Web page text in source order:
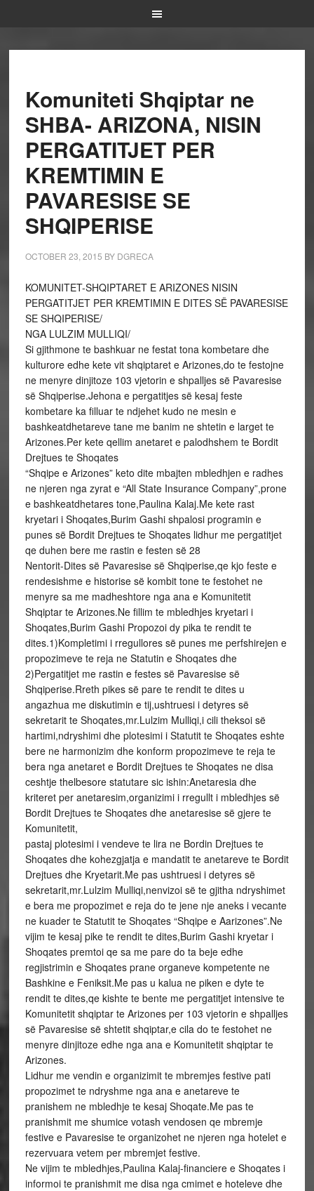
Komuniteti Shqiptar ne
SHBA- ARIZONA, NISIN
PERGATITJET PER
KREMTIMIN E
PAVARESISE SE
SHQIPERISE
OCTOBER 23, 2015 BY DGRECA
KOMUNITET-SHQIPTARET E ARIZONES NISIN
PERGATITJET PER KREMTIMIN E DITES SË PAVARESISE
SE SHQIPERISE/
NGA LULZIM MULLIQI/
Si gjithmone te bashkuar ne festat tona kombetare dhe
kulturore edhe kete vit shqiptaret e Arizones,do te festojne
ne menyre dinjitoze 103 vjetorin e shpalljes së Pavaresise
së Shqiperise.Jehona e pergatitjes së kesaj feste
kombetare ka filluar te ndjehet kudo ne mesin e
bashkeatdhetareve tane me banim ne shtetin e larget te
Arizones.Per kete qellim anetaret e palodhshem te Bordit
Drejtues te Shoqates
“Shqipe e Arizones” keto dite mbajten mbledhjen e radhes
ne njeren nga zyrat e “All State Insurance Company”,prone
e bashkeatdhetares tone,Paulina Kalaj.Me kete rast
kryetari i Shoqates,Burim Gashi shpalosi programin e
punes së Bordit Drejtues te Shoqates lidhur me pergatitjet
qe duhen bere me rastin e festen së 28
Nentorit-Dites së Pavaresise së Shqiperise,qe kjo feste e
rendesishme e historise së kombit tone te festohet ne
menyre sa me madheshtore nga ana e Komunitetit
Shqiptar te Arizones.Ne fillim te mbledhjes kryetari i
Shoqates,Burim Gashi Propozoi dy pika te rendit te
dites.1)Kompletimi i rregullores së punes me perfshirejen e
propozimeve te reja ne Statutin e Shoqates dhe
2)Pergatitjet me rastin e festes së Pavaresise së
Shqiperise.Rreth pikes së pare te rendit te dites u
angazhua me diskutimin e tij,ushtruesi i detyres së
sekretarit te Shoqates,mr.Lulzim Mulliqi,i cili theksoi së
hartimi,ndryshimi dhe plotesimi i Statutit te Shoqates eshte
bere ne harmonizim dhe konform propozimeve te reja te
bera nga anetaret e Bordit Drejtues te Shoqates ne disa
ceshtje thelbesore statutare sic ishin:Anetaresia dhe
kriteret per anetaresim,organizimi i rregullt i mbledhjes së
Bordit Drejtues te Shoqates dhe anetaresise së gjere te
Komunitetit,
pastaj plotesimi i vendeve te lira ne Bordin Drejtues te
Shoqates dhe kohezgjatja e mandatit te anetareve te Bordit
Drejtues dhe Kryetarit.Me pas ushtruesi i detyres së
sekretarit,mr.Lulzim Mulliqi,nenvizoi së te gjitha ndryshimet
e bera me propozimet e reja do te jene nje aneks i vecante
ne kuader te Statutit te Shoqates “Shqipe e Aarizones”.Ne
vijim te kesaj pike te rendit te dites,Burim Gashi kryetar i
Shoqates premtoi qe sa me pare do ta beje edhe
regjistrimin e Shoqates prane organeve kompetente ne
Bashkine e Feniksit.Me pas u kalua ne piken e dyte te
rendit te dites,qe kishte te bente me pergatitjet intensive te
Komunitetit shqiptar te Arizones per 103 vjetorin e shpalljes
së Pavaresise së shtetit shqiptar,e cila do te festohet ne
menyre dinjitoze edhe nga ana e Komunitetit shqiptar te
Arizones.
Lidhur me vendin e organizimit te mbremjes festive pati
propozimet te ndryshme nga ana e anetareve te
pranishem ne mbledhje te kesaj Shoqate.Me pas te
pranishmit me shumice votash vendosen qe mbremje
festive e Pavaresise te organizohet ne njeren nga hotelet e
rezervuara vetem per mbremjet festive.
Ne vijim te mbledhjes,Paulina Kalaj-financiere e Shoqates i
informoi te pranishmit me disa nga cmimet e hoteleve dhe